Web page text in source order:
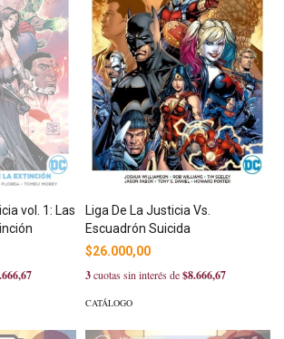
vol. 1: Las
Liga De La Justicia Vs.
Escuadrón Suicida
$26.000,00
3cuotas sin interés de$8.666,67
CATÁLOGO